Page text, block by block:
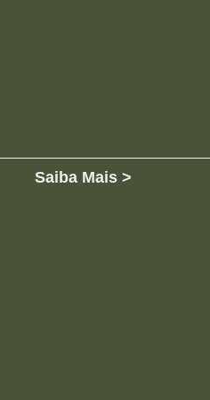
Saiba Mais >